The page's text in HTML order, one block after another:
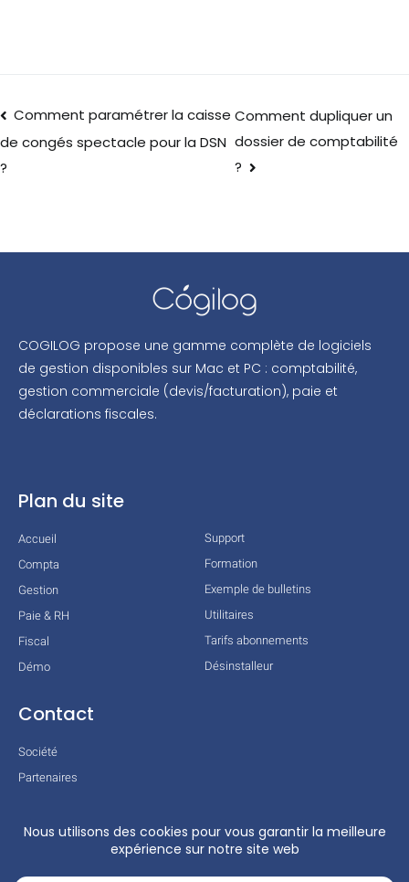
Comment paramétrer la caisse
de congés spectacle pour la DSN
?
Comment dupliquer un
dossier de comptabilité
?
COGILOG propose une gamme complète de logiciels
de gestion disponibles sur Mac et PC : comptabilité,
gestion commerciale (devis/facturation), paie et
déclarations fiscales.
Plan du site
Accueil
Compta
Gestion
Paie & RH
Fiscal
Démo
Support
Formation
Exemple de bulletins
Utilitaires
Tarifs abonnements
Désinstalleur
Contact
Société
Partenaires
Mentions légales
Conditions générales